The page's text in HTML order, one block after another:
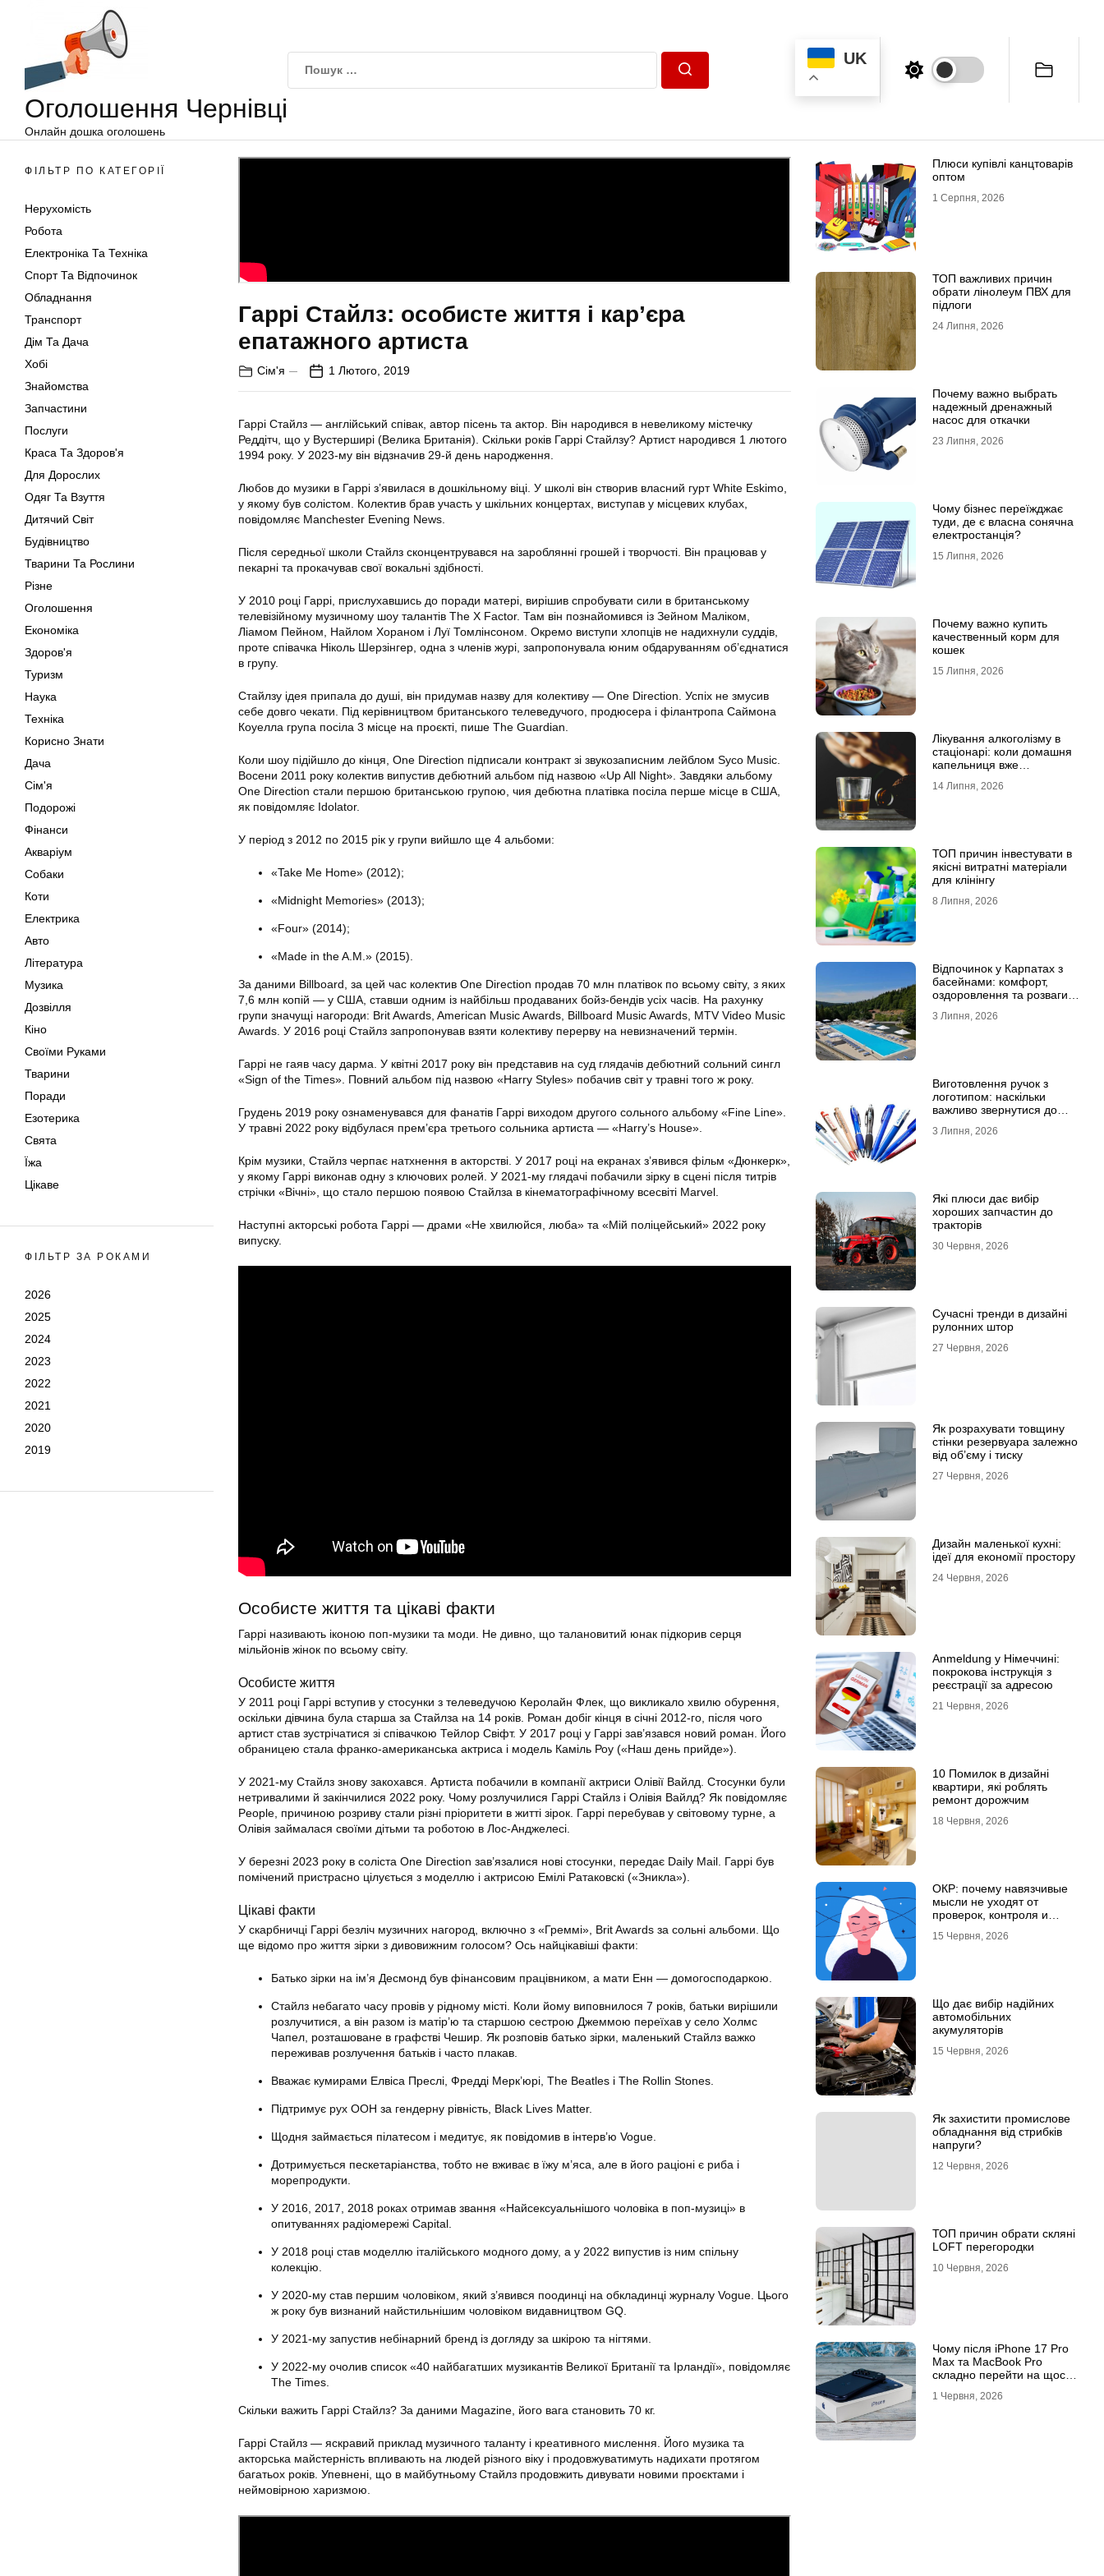
Оголошення Чернівці
Онлайн дошка оголошень
UK
ФІЛЬТР ПО КАТЕГОРІЇ
Нерухомість
Робота
Електроніка Та Техніка
Спорт Та Відпочинок
Обладнання
Транспорт
Дім Та Дача
Хобі
Знайомства
Запчастини
Послуги
Краса Та Здоров'я
Для Дорослих
Одяг Та Взуття
Дитячий Світ
Будівництво
Тварини Та Рослини
Різне
Оголошення
Економіка
Здоров'я
Туризм
Наука
Техніка
Корисно Знати
Дача
Сім'я
Подорожі
Фінанси
Акваріум
Собаки
Коти
Електрика
Авто
Література
Музика
Дозвілля
Кіно
Своїми Руками
Тварини
Поради
Езотерика
Свята
Їжа
Цікаве
ФІЛЬТР ЗА РОКАМИ
2026
2025
2024
2023
2022
2021
2020
2019
Гаррі Стайлз: особисте життя і кар’єра
епатажного артиста
Сім'я 1 Лютого, 2019
Гаррі Стайлз — англійський співак, автор пісень та актор. Він народився в невеликому містечку
Реддітч, що у Вустерширі (Велика Британія). Скільки років Гаррі Стайлзу? Артист народився 1 лютого
1994 року. У 2023-му він відзначив 29-й день народження.
Любов до музики в Гаррі з’явилася в дошкільному віці. У школі він створив власний гурт White Eskimo,
у якому був солістом. Колектив брав участь у шкільних концертах, виступав у місцевих клубах,
повідомляє Manchester Evening News.
Після середньої школи Стайлз сконцентрувався на зароблянні грошей і творчості. Він працював у
пекарні та прокачував свої вокальні здібності.
У 2010 році Гаррі, прислухавшись до поради матері, вирішив спробувати сили в британському
телевізійному музичному шоу талантів The X Factor. Там він познайомився із Зейном Маліком,
Ліамом Пейном, Найлом Хораном і Луї Томлінсоном. Окремо виступи хлопців не надихнули суддів,
проте співачка Ніколь Шерзінгер, одна з членів журі, запропонувала юним обдаруванням об’єднатися
в групу.
Стайлзу ідея припала до душі, він придумав назву для колективу — One Direction. Успіх не змусив
себе довго чекати. Під керівництвом британського телеведучого, продюсера і філантропа Саймона
Коуелла група посіла 3 місце на проєкті, пише The Guardian.
Коли шоу підійшло до кінця, One Direction підписали контракт зі звукозаписним лейблом Syco Music.
Восени 2011 року колектив випустив дебютний альбом під назвою «Up All Night». Завдяки альбому
One Direction стали першою британською групою, чия дебютна платівка посіла перше місце в США,
як повідомляє Idolator.
У період з 2012 по 2015 рік у групи вийшло ще 4 альбоми:
«Take Me Home» (2012);
«Midnight Memories» (2013);
«Four» (2014);
«Made in the A.M.» (2015).
За даними Billboard, за цей час колектив One Direction продав 70 млн платівок по всьому світу, з яких
7,6 млн копій — у США, ставши одним із найбільш продаваних бойз-бендів усіх часів. На рахунку
групи значущі нагороди: Brit Awards, American Music Awards, Billboard Music Awards, MTV Video Music
Awards. У 2016 році Стайлз запропонував взяти колективу перерву на невизначений термін.
Гаррі не гаяв часу дарма. У квітні 2017 року він представив на суд глядачів дебютний сольний сингл
«Sign of the Times». Повний альбом під назвою «Harry Styles» побачив світ у травні того ж року.
Грудень 2019 року ознаменувався для фанатів Гаррі виходом другого сольного альбому «Fine Line».
У травні 2022 року відбулася прем’єра третього сольника артиста — «Harry’s House».
Крім музики, Стайлз черпає натхнення в акторстві. У 2017 році на екранах з’явився фільм «Дюнкерк»,
у якому Гаррі виконав одну з ключових ролей. У 2021-му глядачі побачили зірку в сцені після титрів
стрічки «Вічні», що стало першою появою Стайлза в кінематографічному всесвіті Marvel.
Наступні акторські робота Гаррі — драми «Не хвилюйся, люба» та «Мій поліцейський» 2022 року
випуску.
Особисте життя та цікаві факти
Гаррі називають іконою поп-музики та моди. Не дивно, що талановитий юнак підкорив серця
мільйонів жінок по всьому світу.
Особисте життя
У 2011 році Гаррі вступив у стосунки з телеведучою Керолайн Флек, що викликало хвилю обурення,
оскільки дівчина була старша за Стайлза на 14 років. Роман добіг кінця в січні 2012-го, після чого
артист став зустрічатися зі співачкою Тейлор Свіфт. У 2017 році у Гаррі зав’язався новий роман. Його
обраницею стала франко-американська актриса і модель Каміль Роу («Наш день прийде»).
У 2021-му Стайлз знову закохався. Артиста побачили в компанії актриси Олівії Вайлд. Стосунки були
нетривалими й закінчилися 2022 року. Чому розлучилися Гаррі Стайлз і Олівія Вайлд? Як повідомляє
People, причиною розриву стали різні пріоритети в житті зірок. Гаррі перебував у світовому турне, а
Олівія займалася своїми дітьми та роботою в Лос-Анджелесі.
У березні 2023 року в соліста One Direction зав’язалися нові стосунки, передає Daily Mail. Гаррі був
помічений пристрасно цілується з моделлю і актрисою Емілі Ратаковскі («Зникла»).
Цікаві факти
У скарбничці Гаррі безліч музичних нагород, включно з «Греммі», Brit Awards за сольні альбоми. Що
ще відомо про життя зірки з дивовижним голосом? Ось найцікавіші факти:
Батько зірки на ім’я Десмонд був фінансовим працівником, а мати Енн — домогосподаркою.
Стайлз небагато часу провів у рідному місті. Коли йому виповнилося 7 років, батьки вирішили
розлучитися, а він разом із матір’ю та старшою сестрою Джеммою переїхав у село Холмс
Чапел, розташоване в графстві Чешир. Як розповів батько зірки, маленький Стайлз важко
переживав розлучення батьків і часто плакав.
Вважає кумирами Елвіса Преслі, Фредді Мерк’юрі, The Beatles і The Rollin Stones.
Підтримує рух ООН за гендерну рівність, Black Lives Matter.
Щодня займається пілатесом і медитує, як повідомив в інтерв’ю Vogue.
Дотримується пескетаріанства, тобто не вживає в їжу м’яса, але в його раціоні є риба і
морепродукти.
У 2016, 2017, 2018 роках отримав звання «Найсексуальнішого чоловіка в поп-музиці» в
опитуваннях радіомережі Capital.
У 2018 році став моделлю італійського модного дому, а у 2022 випустив із ним спільну
колекцію.
У 2020-му став першим чоловіком, який з’явився поодинці на обкладинці журналу Vogue. Цього
ж року був визнаний найстильнішим чоловіком видавництвом GQ.
У 2021-му запустив небінарний бренд із догляду за шкірою та нігтями.
У 2022-му очолив список «40 найбагатших музикантів Великої Британії та Ірландії», повідомляє
The Times.
Скільки важить Гаррі Стайлз? За даними Magazine, його вага становить 70 кг.
Гаррі Стайлз — яскравий приклад музичного таланту і креативного мислення. Його музика та
акторська майстерність впливають на людей різного віку і продовжуватимуть надихати протягом
багатьох років. Упевнені, що в майбутньому Стайлз продовжить дивувати новими проєктами і
неймовірною харизмою.
Плюси купівлі канцтоварів
оптом
1 Серпня, 2026
ТОП важливих причин
обрати лінолеум ПВХ для
підлоги
24 Липня, 2026
Почему важно выбрать
надежный дренажный
насос для откачки
23 Липня, 2026
Чому бізнес переїжджає
туди, де є власна сонячна
електростанція?
15 Липня, 2026
Почему важно купить
качественный корм для
кошек
15 Липня, 2026
Лікування алкоголізму в
стаціонарі: коли домашня
капельниця вже
14 Липня, 2026
ТОП причин інвестувати в
якісні витратні матеріали
для клінінгу
8 Липня, 2026
Відпочинок у Карпатах з
басейнами: комфорт,
оздоровлення та розваги
3 Липня, 2026
Виготовлення ручок з
логотипом: наскільки
важливо звернутися до
3 Липня, 2026
Які плюси дає вибір
хороших запчастин до
тракторів
30 Червня, 2026
Сучасні тренди в дизайні
рулонних штор
27 Червня, 2026
Як розрахувати товщину
стінки резервуара залежно
від об’єму і тиску
27 Червня, 2026
Дизайн маленької кухні:
ідеї для економії простору
24 Червня, 2026
Anmeldung у Німеччині:
покрокова інструкція з
реєстрації за адресою
21 Червня, 2026
10 Помилок в дизайні
квартири, які роблять
ремонт дорожчим
18 Червня, 2026
ОКР: почему навязчивые
мысли не уходят от
проверок, контроля и
15 Червня, 2026
Що дає вибір надійних
автомобільних
акумуляторів
15 Червня, 2026
Як захистити промислове
обладнання від стрибків
напруги?
12 Червня, 2026
ТОП причин обрати скляні
LOFT перегородки
10 Червня, 2026
Чому після iPhone 17 Pro
Max та MacBook Pro
складно перейти на щось
1 Червня, 2026